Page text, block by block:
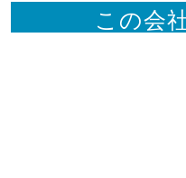
この会